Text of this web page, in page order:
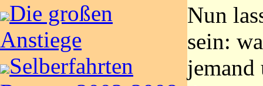
Die großen
Anstiege
Selberfahrten
Nun
sein:
jemand